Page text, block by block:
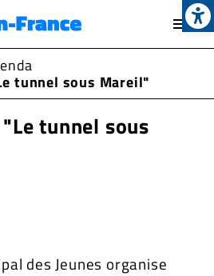
au
contenu
tunnel sous Mareil"
tunnel sous
des Jeunes organise